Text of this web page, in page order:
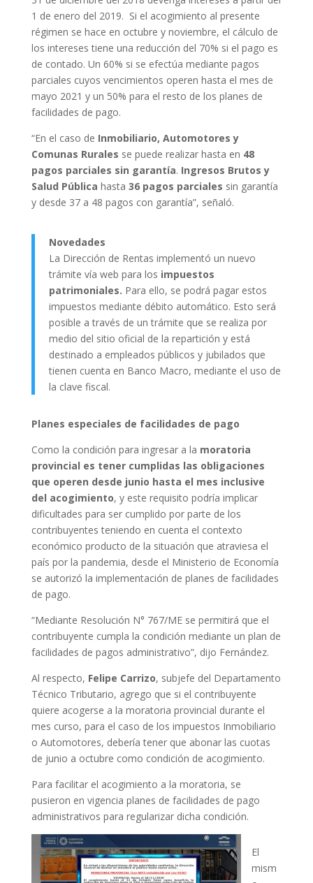
1 de enero del 2019. Si el acogimiento al presente
régimen se hace en octubre y noviembre, el cálculo de
los intereses tiene una reducción del 70% si el pago es
de contado. Un 60% si se efectúa mediante pagos
parciales cuyos vencimientos operen hasta el mes de
mayo 2021 y un 50% para el resto de los planes de
facilidades de pago.
“En el caso de Inmobiliario, Automotores y
Comunas Rurales se puede realizar hasta en 48
pagos parciales sin garantía. Ingresos Brutos y
Salud Pública hasta 36 pagos parciales sin garantía
y desde 37 a 48 pagos con garantía”, señaló.
Novedades
La Dirección de Rentas implementó un nuevo
trámite vía web para los impuestos
patrimoniales. Para ello, se podrá pagar estos
impuestos mediante débito automático. Esto será
posible a través de un trámite que se realiza por
medio del sitio oficial de la repartición y está
destinado a empleados públicos y jubilados que
tienen cuenta en Banco Macro, mediante el uso de
la clave fiscal.
Planes especiales de facilidades de pago
Como la condición para ingresar a la moratoria
provincial es tener cumplidas las obligaciones
que operen desde junio hasta el mes inclusive
del acogimiento, y este requisito podría implicar
dificultades para ser cumplido por parte de los
contribuyentes teniendo en cuenta el contexto
económico producto de la situación que atraviesa el
país por la pandemia, desde el Ministerio de Economía
se autorizó la implementación de planes de facilidades
de pago.
“Mediante Resolución N° 767/ME se permitirá que el
contribuyente cumpla la condición mediante un plan de
facilidades de pagos administrativo”, dijo Fernández.
Al respecto, Felipe Carrizo, subjefe del Departamento
Técnico Tributario, agrego que si el contribuyente
quiere acogerse a la moratoria provincial durante el
mes curso, para el caso de los impuestos Inmobiliario
o Automotores, debería tener que abonar las cuotas
de junio a octubre como condición de acogimiento.
Para facilitar el acogimiento a la moratoria, se
pusieron en vigencia planes de facilidades de pago
administrativos para regularizar dicha condición.
El
mism